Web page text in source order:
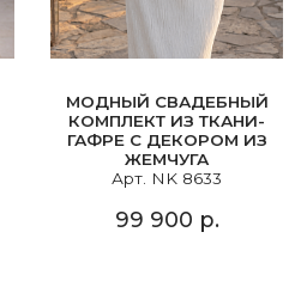
МОДНЫЙ СВАДЕБНЫЙ
КОМПЛЕКТ ИЗ ТКАНИ-
ГАФРЕ С ДЕКОРОМ ИЗ
ЖЕМЧУГА
Арт. NK 8633
99 900 р.